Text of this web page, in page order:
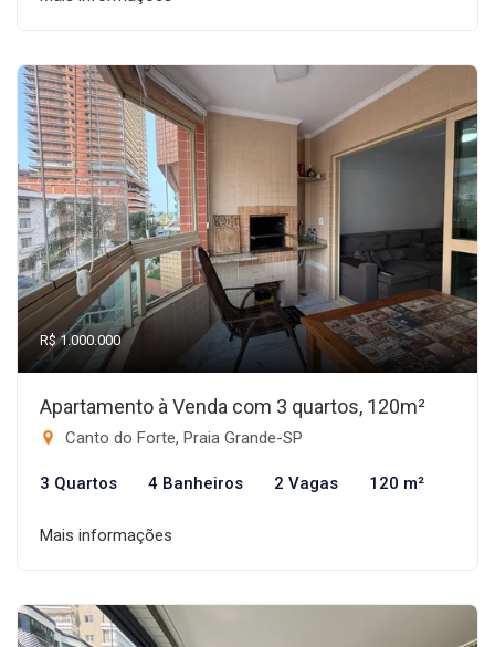
R$ 1.000.000
Apartamento à Venda com 3 quartos, 120m²
Canto do Forte, Praia Grande-SP
3 Quartos 4 Banheiros 2 Vagas 120 m²
Mais informações